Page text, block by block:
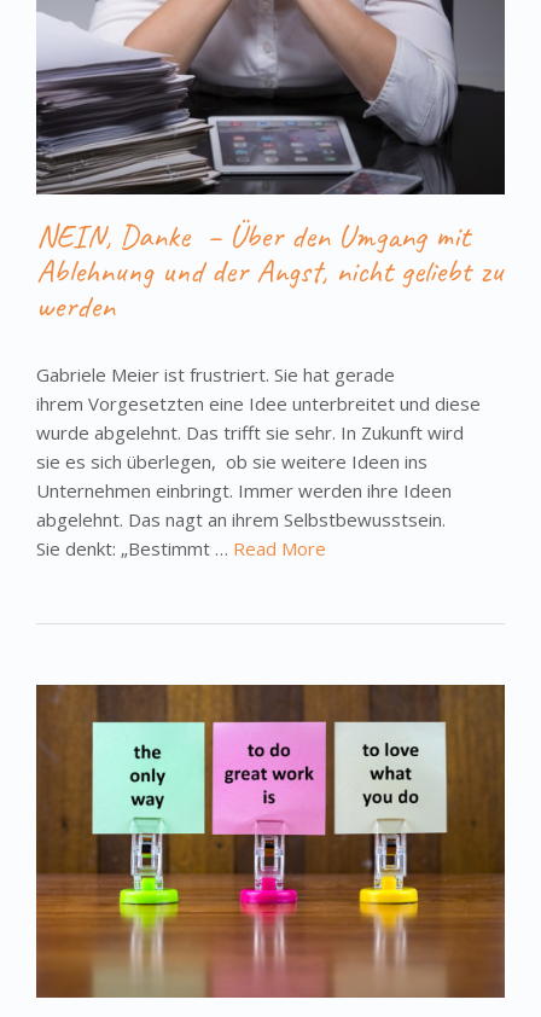
NEIN, Danke – Über den Umgang mit
Ablehnung und der Angst, nicht geliebt zu
werden
Gabriele Meier ist frustriert. Sie hat gerade
ihrem Vorgesetzten eine Idee unterbreitet und diese
wurde abgelehnt. Das trifft sie sehr. In Zukunft wird
sie es sich überlegen, ob sie weitere Ideen ins
Unternehmen einbringt. Immer werden ihre Ideen
abgelehnt. Das nagt an ihrem Selbstbewusstsein.
Sie denkt: „Bestimmt … Read More